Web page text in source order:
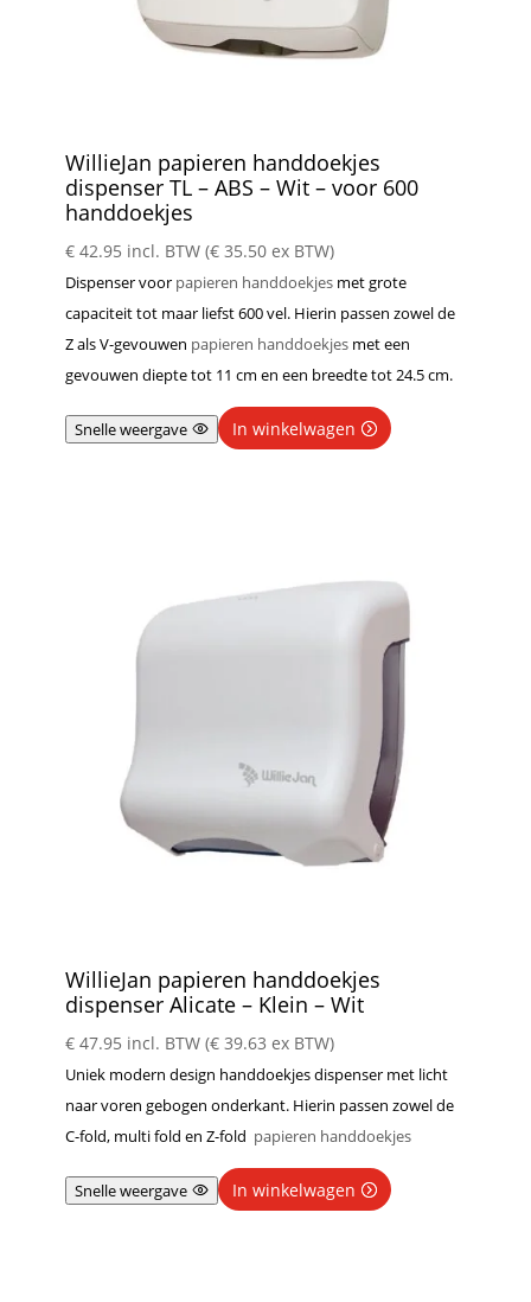
WillieJan papieren handdoekjes
dispenser TL – ABS – Wit – voor 600
handdoekjes
€42.95 incl. BTW (€35.50ex BTW)
Dispenser voor papieren handdoekjesmet grote
capaciteit tot maar liefst 600 vel. Hierin passen zowel de
Z als V-gevouwen papieren handdoekjesmet een
gevouwen diepte tot 11 cm en een breedte tot 24.5 cm.
Snelle weergave In winkelwagen
WillieJan papieren handdoekjes
dispenser Alicate – Klein – Wit
€47.95 incl. BTW (€39.63 ex BTW)
Uniek modern design handdoekjes dispenser met licht
naar voren gebogen onderkant. Hierin passen zowel de
C-fold, multi fold en Z-fold papieren handdoekjes
Snelle weergave In winkelwagen